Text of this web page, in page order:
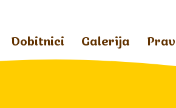
Dobitnici Galerija